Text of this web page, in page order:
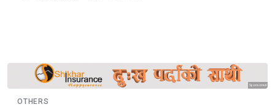
Sponsored
OTHERS